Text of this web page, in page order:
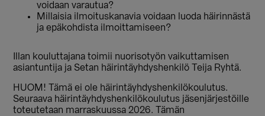
voidaan varautua?
Millaisia ilmoituskanavia voidaan luoda häirinnästä
ja epäkohdista ilmoittamiseen?
Illan kouluttajana toimii nuorisotyön vaikuttamisen
asiantuntija ja Setan häirintäyhdyshenkilö Teija Ryhtä.
HUOM! Tämä ei ole häirintäyhdyshenkilökoulutus.
Seuraava häirintäyhdyshenkilökoulutus jäsenjärjestöille
toteutetaan marraskuussa 2026. Tämän